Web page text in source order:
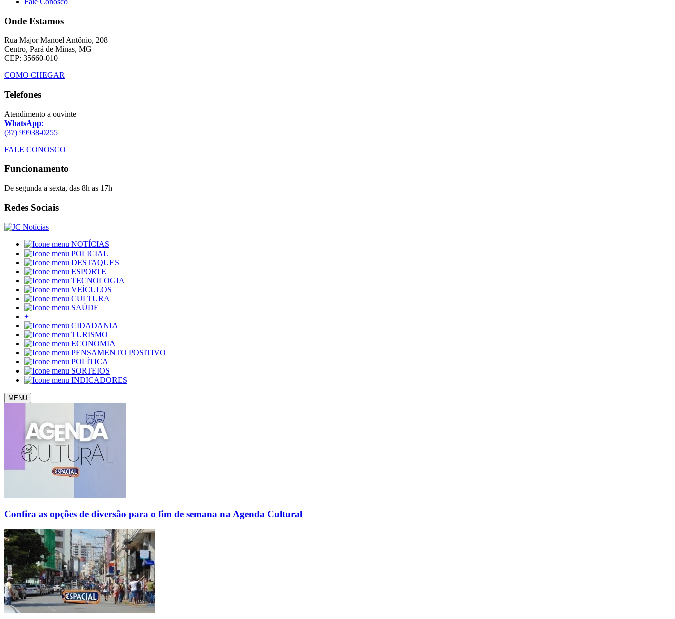
Onde Estamos
Rua Major Manoel Antônio, 208
Centro, Pará de Minas, MG
CEP: 35660-010
COMO CHEGAR
Telefones
Atendimento a ouvinte
WhatsApp:
(37) 99938-0255
FALE CONOSCO
Funcionamento
De segunda a sexta, das 8h as 17h
Redes Sociais
NOTÍCIAS
POLICIAL
DESTAQUES
ESPORTE
TECNOLOGIA
VEÍCULOS
CULTURA
SAÚDE
+
CIDADANIA
TURISMO
ECONOMIA
PENSAMENTO POSITIVO
POLÍTICA
SORTEIOS
INDICADORES
MENU
Confira as opções de diversão para o fim de semana na Agenda Cultural